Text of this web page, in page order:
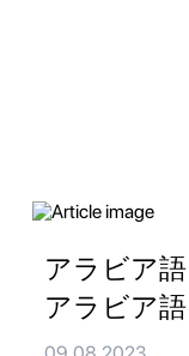
アラビア
アラビア